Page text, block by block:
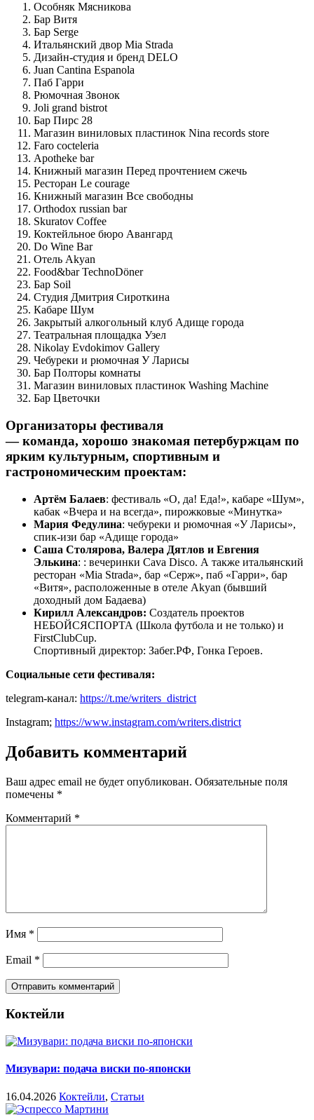
Особняк Мясникова
Бар Витя
Бар Serge
Итальянский двор Mia Strada
Дизайн-студия и бренд DELO
Juan Cantina Espanola
Паб Гарри
Рюмочная Звонок
Joli grand bistrot
Бар Пирс 28
Магазин виниловых пластинок Nina records store
Faro cocteleria
Apotheke bar
Книжный магазин Перед прочтением сжечь
Ресторан Le courage
Книжный магазин Все свободны
Orthodox russian bar
Skuratov Coffee
Коктейльное бюро Авангард
Do Wine Bar
Отель Akyan
Food&bar TechnoDöner
Бар Soil
Студия Дмитрия Сироткина
Кабаре Шум
Закрытый алкогольный клуб Адище города
Театральная площадка Узел
Nikolay Evdokimov Gallery
Чебуреки и рюмочная У Ларисы
Бар Полторы комнаты
Магазин виниловых пластинок Washing Machine
Бар Цветочки
Организаторы фестиваля
— команда, хорошо знакомая петербуржцам по
ярким культурным, спортивным и
гастрономическим проектам:
Артём Балаев: фестиваль «О, да! Еда!», кабаре «Шум»,
кабак «Вчера и на всегда», пирожковые «Минутка»
Мария Федулина: чебуреки и рюмочная «У Ларисы»,
спик-изи бар «Адище города»
Саша Столярова, Валера Дятлов и Евгения
Элькина: : вечеринки Cava Disco. А также итальянский
ресторан «Mia Strada», бар «Серж», паб «Гарри», бар
«Витя», расположенные в отеле Akyan (бывший
доходный дом Бадаева)
Кирилл Александров: Создатель проектов
НЕБОЙСЯСПОРТА (Школа футбола и не только) и
FirstClubCup.
Спортивный директор: Забег.РФ, Гонка Героев.
Социальные сети фестиваля:
telegram-канал: https://t.me/writers_district
Instagram; https://www.instagram.com/writers.district
Добавить комментарий
Ваш адрес email не будет опубликован. Обязательные поля
помечены *
Комментарий *
Имя *
Email *
Коктейли
Мизувари: подача виски по-японски
16.04.2026 Коктейли, Статьи